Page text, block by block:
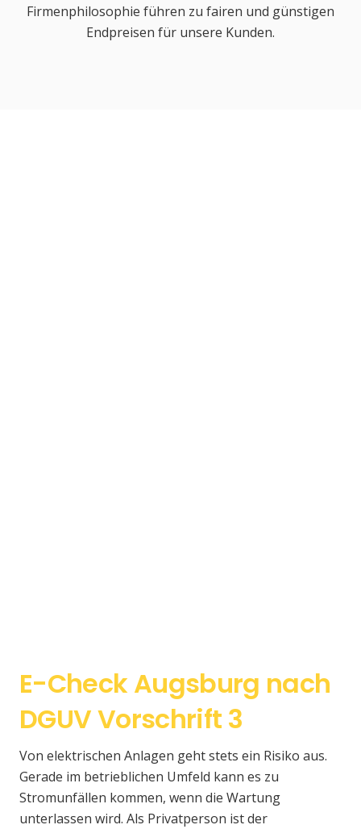
Firmenphilosophie führen zu fairen und günstigen
Endpreisen für unsere Kunden.
E-Check Augsburg nach
DGUV Vorschrift 3
Von elektrischen Anlagen geht stets ein Risiko aus.
Gerade im betrieblichen Umfeld kann es zu
Stromunfällen kommen, wenn die Wartung
unterlassen wird. Als Privatperson ist der